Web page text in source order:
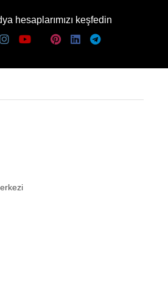
hesaplarımızı keşfedin